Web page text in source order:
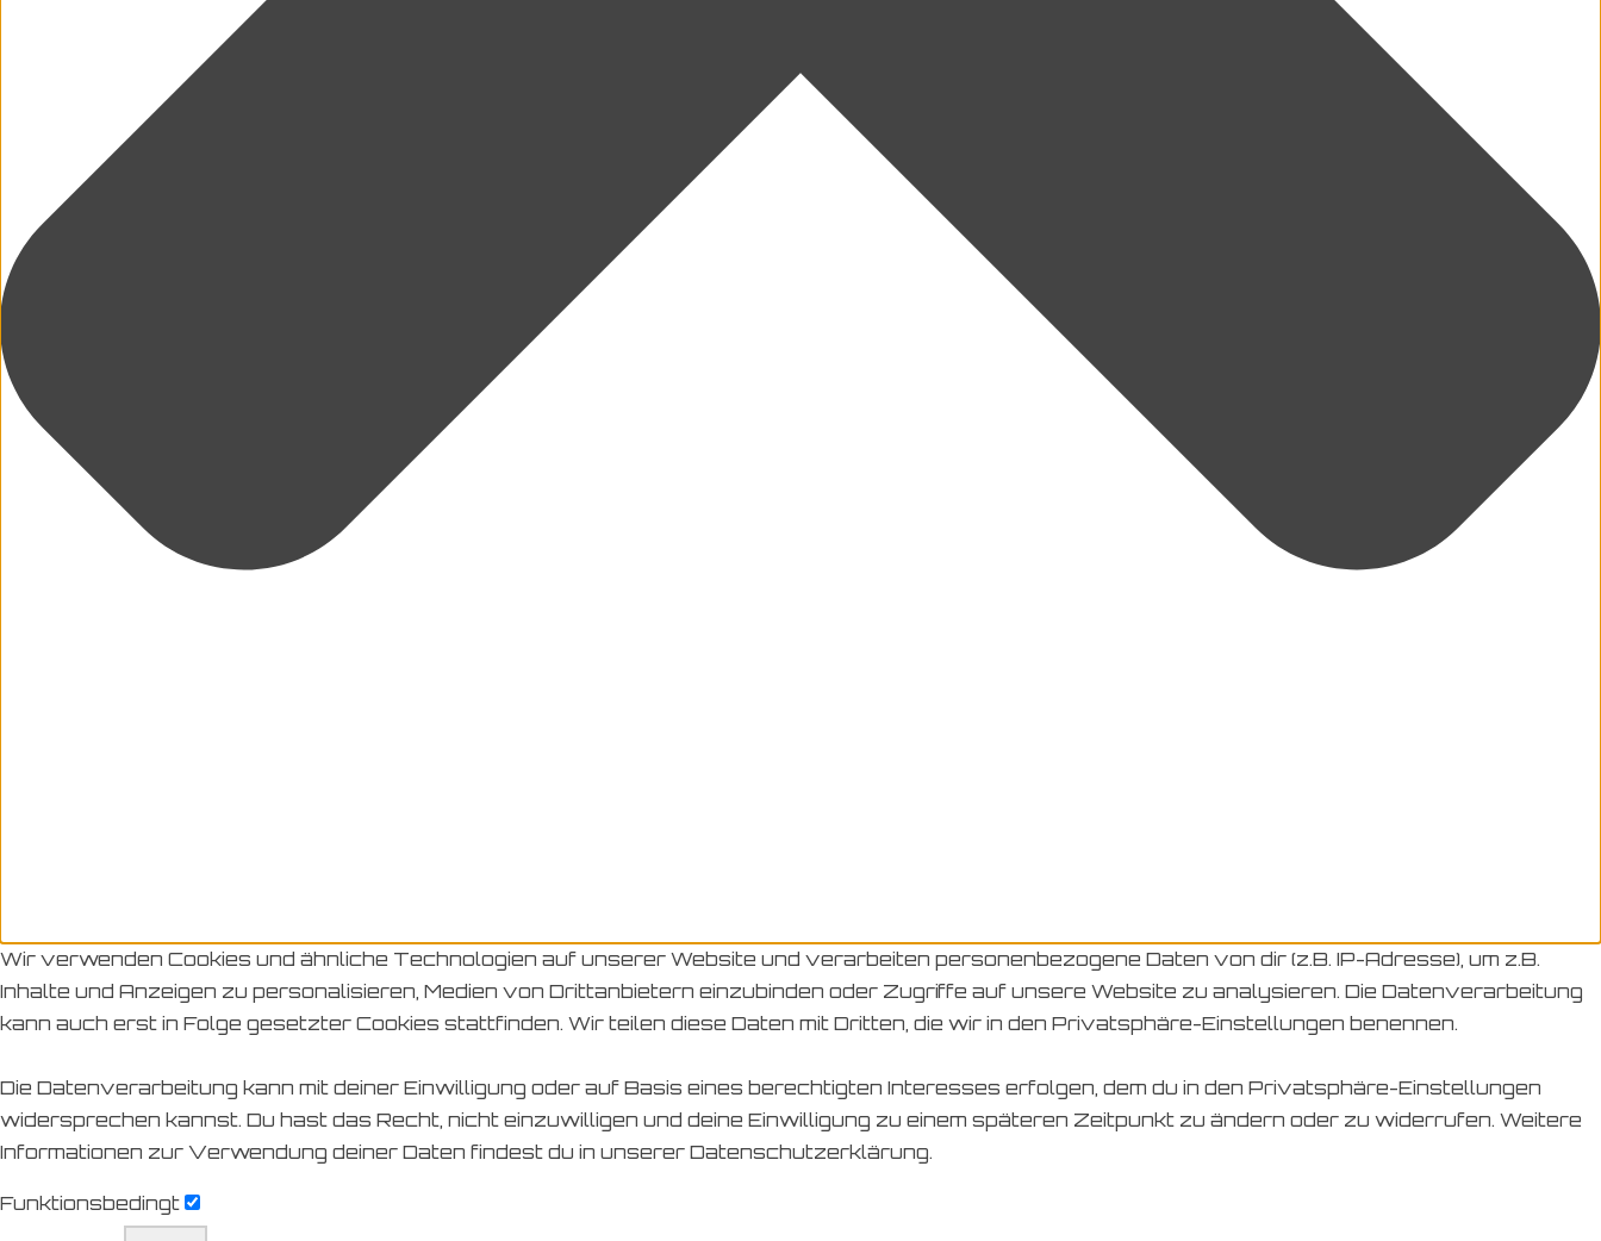
Wir verwenden Cookies und ähnliche Technologien auf unserer Website und verarbeiten personenbezogene Daten von dir (z.B. IP-Adresse), um z.B.
Inhalte und Anzeigen zu personalisieren, Medien von Drittanbietern einzubinden oder Zugriffe auf unsere Website zu analysieren. Die Datenverarbeitung
kann auch erst in Folge gesetzter Cookies stattfinden. Wir teilen diese Daten mit Dritten, die wir in den Privatsphäre-Einstellungen benennen.
Die Datenverarbeitung kann mit deiner Einwilligung oder auf Basis eines berechtigten Interesses erfolgen, dem du in den Privatsphäre-Einstellungen
widersprechen kannst. Du hast das Recht, nicht einzuwilligen und deine Einwilligung zu einem späteren Zeitpunkt zu ändern oder zu widerrufen. Weitere
Informationen zur Verwendung deiner Daten findest du in unserer Datenschutzerklärung.
Funktionsbedingt